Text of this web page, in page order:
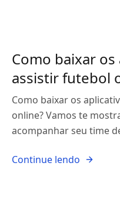
Como baixar
assistir futebol
Como baixar os
online? Vamos te
acompanhar seu time
Continue lendo